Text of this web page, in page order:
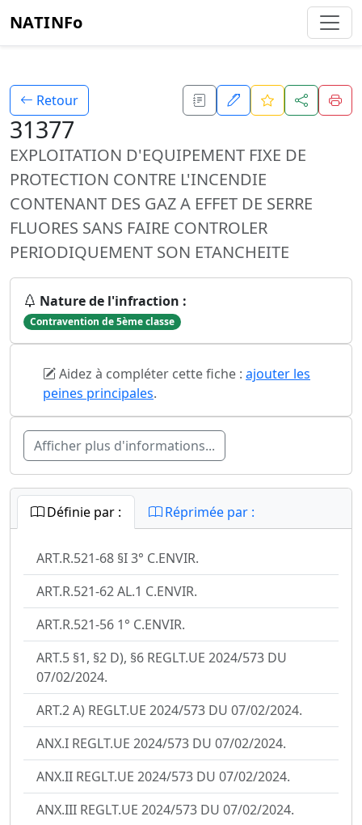
NATINFo
Retour
31377
EXPLOITATION D'EQUIPEMENT FIXE DE
PROTECTION CONTRE L'INCENDIE
CONTENANT DES GAZ A EFFET DE SERRE
FLUORES SANS FAIRE CONTROLER
PERIODIQUEMENT SON ETANCHEITE
Nature de l'infraction :
Contravention de 5ème classe
Aidez à compléter cette fiche : ajouter les
peines principales.
Afficher plus d'informations...
Définie par : Réprimée par :
ART.R.521-68 §I 3° C.ENVIR.
ART.R.521-62 AL.1 C.ENVIR.
ART.R.521-56 1° C.ENVIR.
ART.5 §1, §2 D), §6 REGLT.UE 2024/573 DU
07/02/2024.
ART.2 A) REGLT.UE 2024/573 DU 07/02/2024.
ANX.I REGLT.UE 2024/573 DU 07/02/2024.
ANX.II REGLT.UE 2024/573 DU 07/02/2024.
ANX.III REGLT.UE 2024/573 DU 07/02/2024.